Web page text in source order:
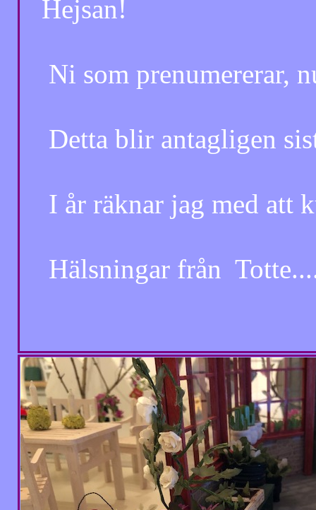
Hejsan!
Ni som prenumererar,
Detta blir antagligen
I år räknar jag med att
Hälsningar från